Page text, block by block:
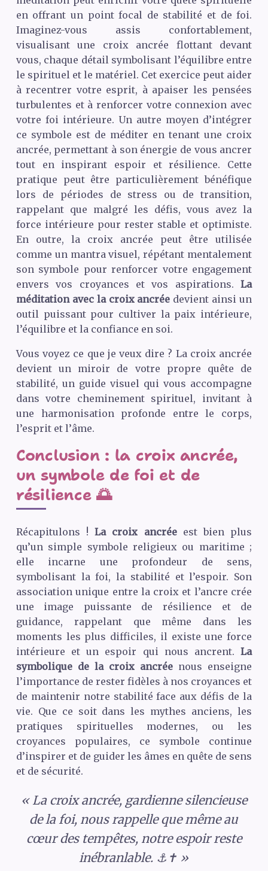
en offrant un point focal de stabilité et de foi.
Imaginez-vous assis confortablement,
visualisant une croix ancrée flottant devant
vous, chaque détail symbolisant l’équilibre entre
le spirituel et le matériel. Cet exercice peut aider
à recentrer votre esprit, à apaiser les pensées
turbulentes et à renforcer votre connexion avec
votre foi intérieure. Un autre moyen d’intégrer
ce symbole est de méditer en tenant une croix
ancrée, permettant à son énergie de vous ancrer
tout en inspirant espoir et résilience. Cette
pratique peut être particulièrement bénéfique
lors de périodes de stress ou de transition,
rappelant que malgré les défis, vous avez la
force intérieure pour rester stable et optimiste.
En outre, la croix ancrée peut être utilisée
comme un mantra visuel, répétant mentalement
son symbole pour renforcer votre engagement
envers vos croyances et vos aspirations.La
méditation avec la croix ancrée devient ainsi un
outil puissant pour cultiver la paix intérieure,
l’équilibre et la confiance en soi.
Vous voyez ce que je veux dire ? La croix ancrée
devient un miroir de votre propre quête de
stabilité, un guide visuel qui vous accompagne
dans votre cheminement spirituel, invitant à
une harmonisation profonde entre le corps,
l’esprit et l’âme.
Conclusion : la croix ancrée,
un symbole de foi et de
résilience 🌅
Récapitulons !La croix ancréeest bien plus
qu’un simple symbole religieux ou maritime ;
elle incarne une profondeur de sens,
symbolisant la foi, la stabilité et l’espoir. Son
association unique entre la croix et l’ancre crée
une image puissante de résilience et de
guidance, rappelant que même dans les
moments les plus difficiles, il existe une force
intérieure et un espoir qui nous ancrent.La
symbolique de la croix ancrée nous enseigne
l’importance de rester fidèles à nos croyances et
de maintenir notre stabilité face aux défis de la
vie. Que ce soit dans les mythes anciens, les
pratiques spirituelles modernes, ou les
croyances populaires, ce symbole continue
d’inspirer et de guider les âmes en quête de sens
et de sécurité.
« La croix ancrée, gardienne silencieuse
de la foi, nous rappelle que même au
cœur des tempêtes, notre espoir reste
inébranlable. ⚓✝️ »